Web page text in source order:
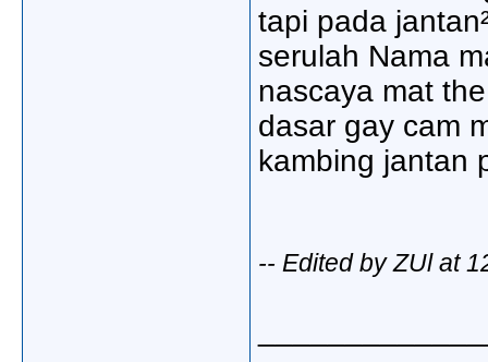
tapi pada
serulah Nama
nascaya mat
dasar gay cam
kambing jantan
-- Edited by ZUl at